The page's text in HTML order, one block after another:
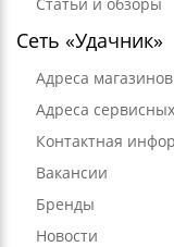
Сеть «Удачник»
Адреса магазинов
Адреса
Контактная
Вакансии
Бренды
Новости